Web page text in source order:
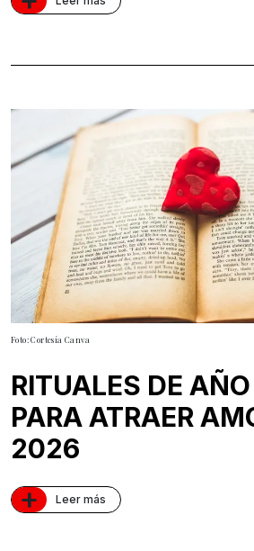
Foto: Cortesía Canva
RITUALES DE
PARA ATRAER
2026
+ Leer más